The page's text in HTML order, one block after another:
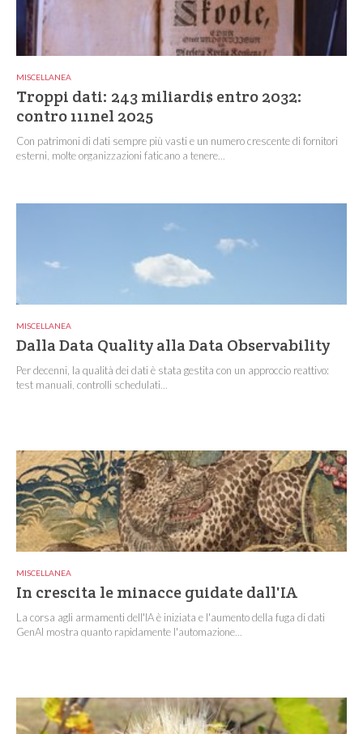
MISCELLANEA
Troppi dati: 243 miliardi$ entro 2032:
contro 111nel 2025
Con patrimoni di dati sempre più vasti e un numero crescente di fornitori
esterni, molte organizzazioni faticano a tenere...
MISCELLANEA
Dalla Data Quality alla Data Observability
Per decenni, la qualità dei dati è stata gestita con un approccio reattivo:
test manuali, controlli schedulati...
MISCELLANEA
In crescita le minacce guidate dall'IA
La corsa agli armamenti dell'IA è iniziata e l'aumento della fuga di dati
GenAI mostra quanto rapidamente l'automazione...